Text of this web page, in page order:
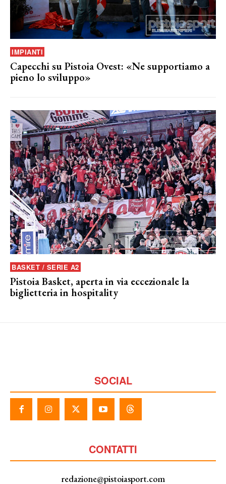
IMPIANTI
Capecchi su Pistoia Ovest: «Ne supportiamo a
pieno lo sviluppo»
BASKET / SERIE A2
Pistoia Basket, aperta in via eccezionale la
biglietteria in hospitality
SOCIAL
CONTATTI
redazione@pistoiasport.com